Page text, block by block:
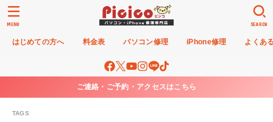
はじめての方へ 料金表 パソコン修理 iPhone修理 よくあ
SEARCH
MENU
ご連絡・ご予約・アクセスはこちら